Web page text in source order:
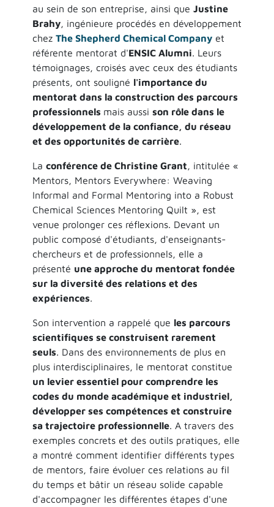
au sein de son entreprise, ainsi que Justine
Brahy, ingénieure procédés en développement
chez The Shepherd Chemical Companyet
référente mentorat d'ENSIC Alumni . Leurs
témoignages, croisés avec ceux des étudiants
présents, ont souligné l'importance du
mentorat dans la construction des parcours
professionnels mais aussi son rôle dans le
développement de la confiance, du réseau
et des opportunités de carrière.
La conférence de Christine Grant , intitulée «
Mentors, Mentors Everywhere: Weaving
Informal and Formal Mentoring into a Robust
Chemical Sciences Mentoring Quilt », est
venue prolonger ces réflexions. Devant un
public composé d'étudiants, d'enseignants-
chercheurs et de professionnels, elle a
présenté une approche du mentorat fondée
sur la diversité des relations et des
expériences
Son intervention a rappelé que les parcours
scientifiques se construisent rarement
seuls . Dans des environnements de plus en
plus interdisciplinaires, le mentorat constitue
un levier essentiel pour comprendre les
codes du monde académique et industriel,
développer ses compétences et construire
sa trajectoire professionnelle. A travers des
exemples concrets et des outils pratiques, elle
a montré comment identifier différents types
de mentors, faire évoluer ces relations au fil
du temps et bâtir un réseau solide capable
d'accompagner les différentes étapes d'une